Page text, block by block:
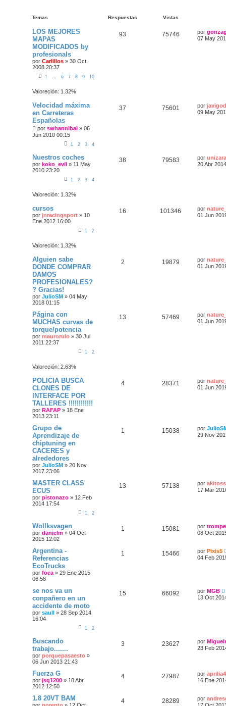
Temas Respuestas Vistas
LOS MEJORES
MAPAS
MODIFICADOS by
profesionals
por Carlillos » 30 Oct
2008 20:37
1 6 7 8 9 10
Valoreción: 1.32%
93 75746 por
07 May
Velocidad máxima
en Carreteras
Españolas
por swhannibal » 06
Jun 2010 00:15
1 2 3 4
37 75601 por
09 May
Nuestros coches
por koko_evil » 11 May
2010 23:20
1 2 3 4
Valoreción: 1.32%
38 79583 por
20 Abr
cursos
por jnracingsport » 10
Ene 2012 16:00
1 2
Valoreción: 1.32%
16 101346 por
01 Jun
Alguien sabe
DONDE COMPRAR
DAMOS
PROFESIONALES?
? Gracias!
por JulioSM » 04 May
2018 01:15
2 19879 por
01 Jun
Página con
MUCHAS curvas de
torque/potencia
por maurorulo » 30 Jul
2011 22:37
1 2
Valoreción: 2.63%
13 57469 por
01 Jun
POLICIA BUSCA
CLONES DE
INTERFACE POR
TALLERES !!!!!!!!!!!!
por RAFAP » 18 Ene
2013 23:11
4 28371 por
01 Jun
Grupo de
Aprendizaje de
chiptuning en
CACERES y
alrededores
por JulioSM » 20 Nov
2017 23:06
1 15038 por
29 Nov
MASTER CLASS
ECUS
por pistonazo » 12 Feb
2014 17:54
1 2
13 57138 por
17 Mar
Wollksvagen
por danielm » 04 Oct
2015 12:02
1 15081 por
08 Oct
Argentina -
Referencias
EcoTrucks
por foca » 29 Ene 2015
06:58
1 15466 por Pixis5
04 Feb
se nos va un
conpañero en un
accidente de moto
por saull » 28 Sep 2014
16:04
1 2
15 66092 por MGB
13 Oct
Buscando
trabajo.......
por porquepasaesto »
06 Jun 2013 21:43
3 23627 por
23 Feb
Fuerza G
por jsg1200 » 18 Abr
2012 12:50
4 27987 por
16 Ene
1.8 20VT BAM 4 28289 por